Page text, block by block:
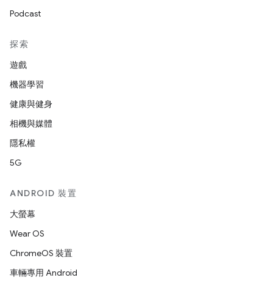
Podcast
探索
遊戲
機器學習
健康與健身
相機與媒體
隱私權
5G
ANDROID 裝置
大螢幕
Wear OS
ChromeOS 裝置
車輛專用 Android